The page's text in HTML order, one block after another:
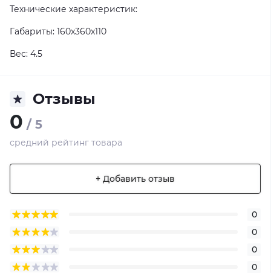
Технические характеристик:
Габариты: 160x360x110
Вес: 4.5
Отзывы
0 / 5
средний рейтинг товара
+ Добавить отзыв
0
0
0
0